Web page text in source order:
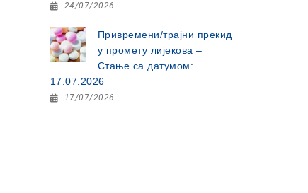
24/07/2026
Привремени/трајни прекид
у промету лијекова –
Стање са датумом:
17.07.2026
17/07/2026